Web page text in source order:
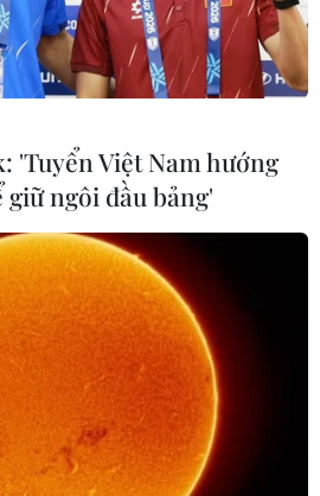
Google cam kết hợp tác
phủ Mỹ
'Tuyển Việt Nam hướng
ngôi đầu bảng'